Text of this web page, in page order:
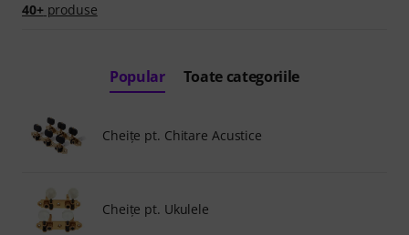
40+produse
Popular Toate categoriile
Cheiţe pt. Chitare Acustice
Cheiţe pt. Ukulele